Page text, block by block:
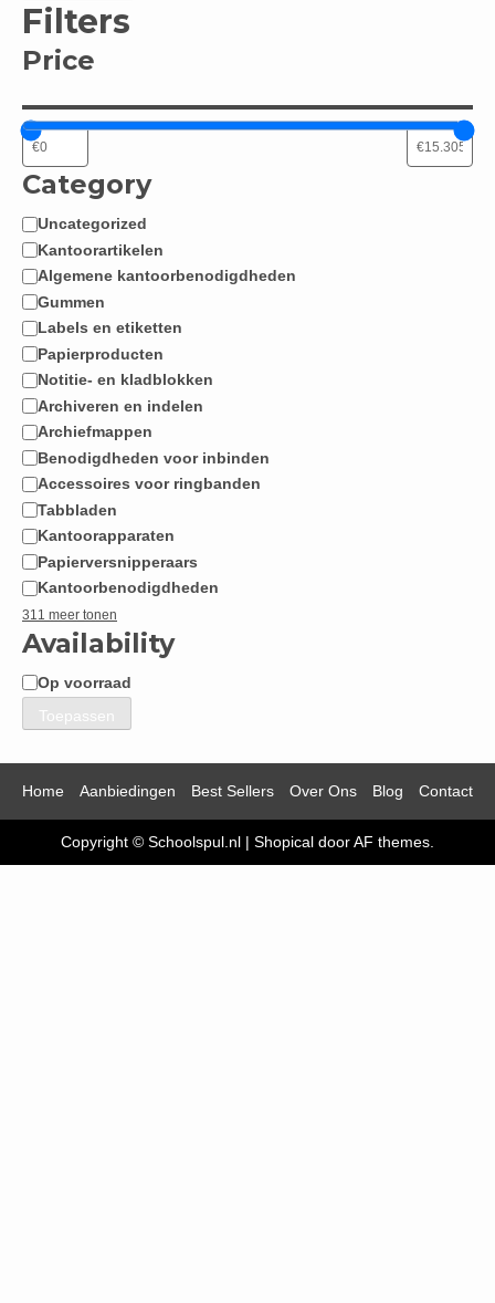
Filters
Price
Category
Categorie
Uncategorized
Kantoorartikelen
Algemene kantoorbenodigdheden
Gummen
Labels en etiketten
Papierproducten
Notitie- en kladblokken
Archiveren en indelen
Archiefmappen
Benodigdheden voor inbinden
Accessoires voor ringbanden
Tabbladen
Kantoorapparaten
Papierversnipperaars
Kantoorbenodigdheden
311 meer tonen
Availability
Beschikbaarheid
Op voorraad
Toepassen
Home Aanbiedingen Best Sellers Over Ons Blog Contact
Copyright © Schoolspul.nl | Shopical door AF themes.